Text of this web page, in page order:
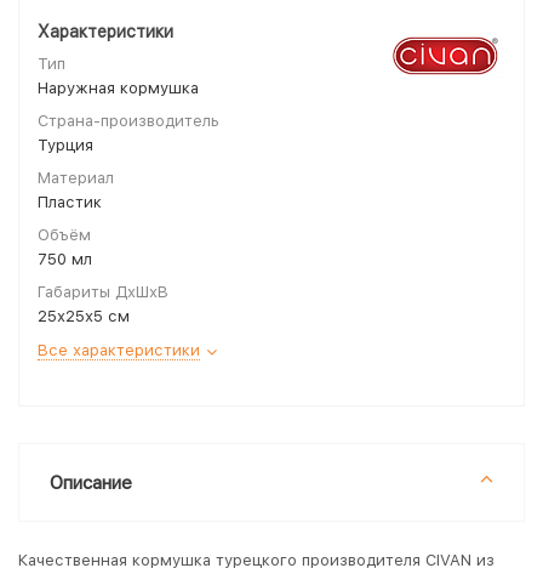
Характеристики
Тип
Наружная кормушка
Страна-производитель
Турция
Материал
Пластик
Объём
750 мл
Габариты ДхШхВ
25х25х5 см
Все характеристики
Описание
Качественная кормушка турецкого производителя CIVAN из